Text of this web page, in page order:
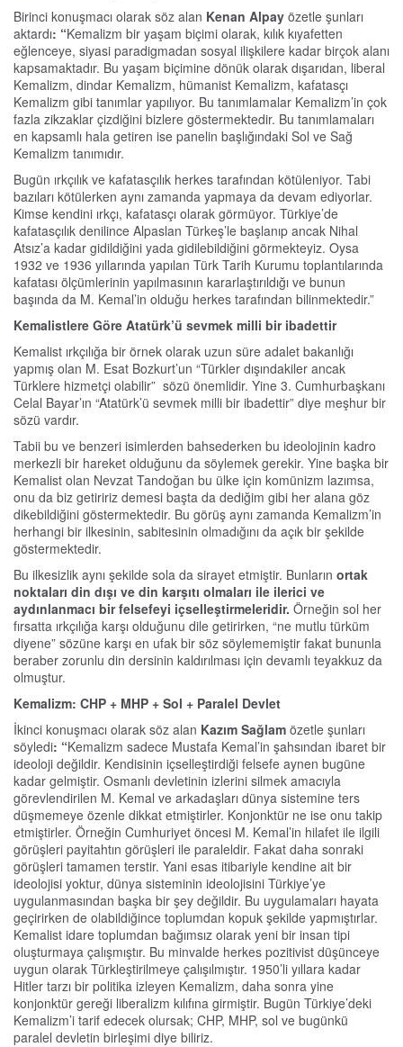
Birinci konuşmacı olarak söz alan Kenan Alpay özetle şunları
aktardı: “Kemalizm bir yaşam biçimi olarak, kılık kıyafetten
eğlenceye, siyasi paradigmadan sosyal ilişkilere kadar birçok alanı
kapsamaktadır. Bu yaşam biçimine dönük olarak dışarıdan, liberal
Kemalizm, dindar Kemalizm, hümanist Kemalizm, kafatasçı
Kemalizm gibi tanımlar yapılıyor. Bu tanımlamalar Kemalizm’in çok
fazla zikzaklar çizdiğini bizlere göstermektedir. Bu tanımlamaları
en kapsamlı hala getiren ise panelin başlığındaki Sol ve Sağ
Kemalizm tanımıdır.
Bugün ırkçılık ve kafatasçılık herkes tarafından kötüleniyor. Tabi
bazıları kötülerken aynı zamanda yapmaya da devam ediyorlar.
Kimse kendini ırkçı, kafatasçı olarak görmüyor. Türkiye’de
kafatasçılık denilince Alpaslan Türkeş’le başlanıp ancak Nihal
Atsız’a kadar gidildiğini yada gidilebildiğini görmekteyiz. Oysa
1932 ve 1936 yıllarında yapılan Türk Tarih Kurumu toplantılarında
kafatası ölçümlerinin yapılmasının kararlaştırıldığı ve bunun
başında da M. Kemal’in olduğu herkes tarafından bilinmektedir.”
Kemalistlere Göre Atatürk’ü sevmek milli bir ibadettir
Kemalist ırkçılığa bir örnek olarak uzun süre adalet bakanlığı
yapmış olan M. Esat Bozkurt’un “Türkler dışındakiler ancak
Türklere hizmetçi olabilir” sözü önemlidir. Yine 3. Cumhurbaşkanı
Celal Bayar’ın “Atatürk’ü sevmek milli bir ibadettir” diye meşhur bir
sözü vardır.
Tabii bu ve benzeri isimlerden bahsederken bu ideolojinin kadro
merkezli bir hareket olduğunu da söylemek gerekir. Yine başka bir
Kemalist olan Nevzat Tandoğan bu ülke için komünizm lazımsa,
onu da biz getiririz demesi başta da dediğim gibi her alana göz
dikebildiğini göstermektedir. Bu görüş aynı zamanda Kemalizm’in
herhangi bir ilkesinin, sabitesinin olmadığını da açık bir şekilde
göstermektedir.
Bu ilkesizlik aynı şekilde sola da sirayet etmiştir. Bunların ortak
noktaları din dışı ve din karşıtı olmaları ile ilerici ve
aydınlanmacı bir felsefeyi içselleştirmeleridir. Örneğin sol her
fırsatta ırkçılığa karşı olduğunu dile getirirken, “ne mutlu türküm
diyene” sözüne karşı en ufak bir söz söylememiştir fakat bununla
beraber zorunlu din dersinin kaldırılması için devamlı teyakkuz da
olmuştur.
Kemalizm: CHP + MHP + Sol + Paralel Devlet
İkinci konuşmacı olarak söz alan Kazım Sağlam özetle şunları
söyledi: “Kemalizm sadece Mustafa Kemal’in şahsından ibaret bir
ideoloji değildir. Kendisinin içselleştirdiği felsefe aynen bugüne
kadar gelmiştir. Osmanlı devletinin izlerini silmek amacıyla
görevlendirilen M. Kemal ve arkadaşları dünya sistemine ters
düşmemeye özenle dikkat etmiştirler. Konjonktür ne ise onu takip
etmiştirler. Örneğin Cumhuriyet öncesi M. Kemal’in hilafet ile ilgili
görüşleri payitahtın görüşleri ile paraleldir. Fakat daha sonraki
görüşleri tamamen terstir. Yani esas itibariyle kendine ait bir
ideolojisi yoktur, dünya sisteminin ideolojisini Türkiye’ye
uygulanmasından başka bir şey değildir. Bu uygulamaları hayata
geçirirken de olabildiğince toplumdan kopuk şekilde yapmıştırlar.
Kemalist idare toplumdan bağımsız olarak yeni bir insan tipi
oluşturmaya çalışmıştır. Bu minvalde herkes pozitivist düşünceye
uygun olarak Türkleştirilmeye çalışılmıştır. 1950’li yıllara kadar
Hitler tarzı bir politika izleyen Kemalizm, daha sonra yine
konjonktür gereği liberalizm kılıfına girmiştir. Bugün Türkiye’deki
Kemalizm’i tarif edecek olursak; CHP, MHP, sol ve bugünkü
paralel devletin birleşimi diye biliriz.